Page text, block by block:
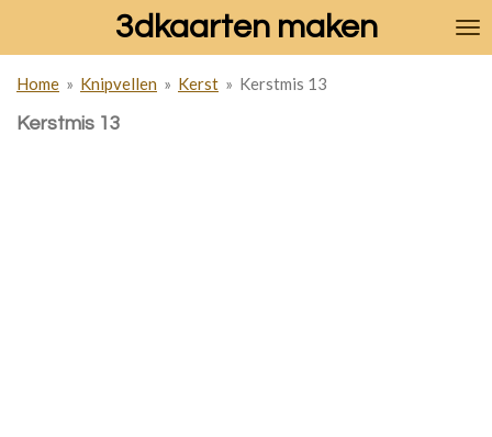
de
hoofdinhoud
3dkaarten maken
Home » Knipvellen » Kerst » Kerstmis 13
Kerstmis 13